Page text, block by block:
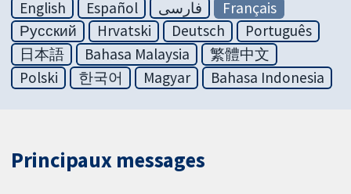
English
Español فارسی
Français
Русский
Hrvatski Deutsch
Português
日本語
Bahasa Malaysia
繁體中文
Polski
한국어 Magyar Bahasa Indonesia
Principaux messages